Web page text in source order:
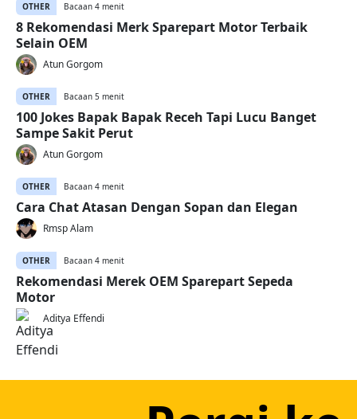
OTHER Bacaan 4 menit
8 Rekomendasi Merk Sparepart Motor Terbaik
Selain OEM
Atun Gorgom
OTHER Bacaan 5 menit
100 Jokes Bapak Bapak Receh Tapi Lucu Banget
Sampe Sakit Perut
Atun Gorgom
OTHER Bacaan 4 menit
Cara Chat Atasan Dengan Sopan dan Elegan
Rmsp Alam
OTHER Bacaan 4 menit
Rekomendasi Merek OEM Sparepart Sepeda
Motor
Aditya Effendi